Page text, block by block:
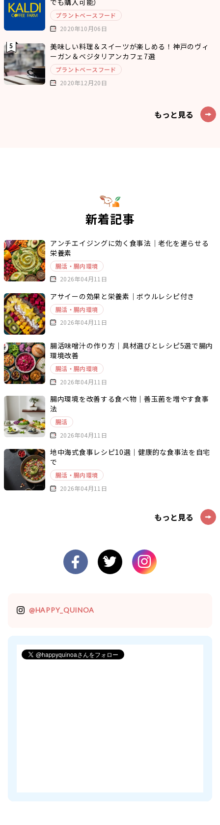
でも購入可能）
プラントベースフード
2020年10月06日
美味しい料理＆スイーツが楽しめる！神戸のヴィ
ーガン＆ベジタリアンカフェ7選
プラントベースフード
2020年12月20日
もっと見る
新着記事
アンチエイジングに効く食事法｜老化を遅らせる
栄養素
腸活・腸内環境
2026年04月11日
アサイーの効果と栄養素｜ボウルレシピ付き
腸活・腸内環境
2026年04月11日
腸活味噌汁の作り方｜具材選びとレシピ5選で腸内
環境改善
腸活・腸内環境
2026年04月11日
腸内環境を改善する食べ物｜善玉菌を増やす食事
法
腸活
2026年04月11日
地中海式食事レシピ10選｜健康的な食事法を自宅
で
腸活・腸内環境
2026年04月11日
もっと見る
@HAPPY_QUINOA